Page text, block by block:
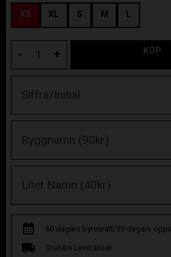
XS XL S M L
+
- KÖP
60 dagars bytesrätt/30 dagars
Snabba Leveranser